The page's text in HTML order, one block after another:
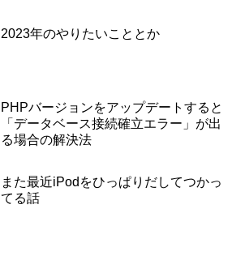
2023年のやりたいこととか
PHPバージョンをアップデートすると
「データベース接続確立エラー」が出
る場合の解決法
また最近iPodをひっぱりだしてつかっ
てる話